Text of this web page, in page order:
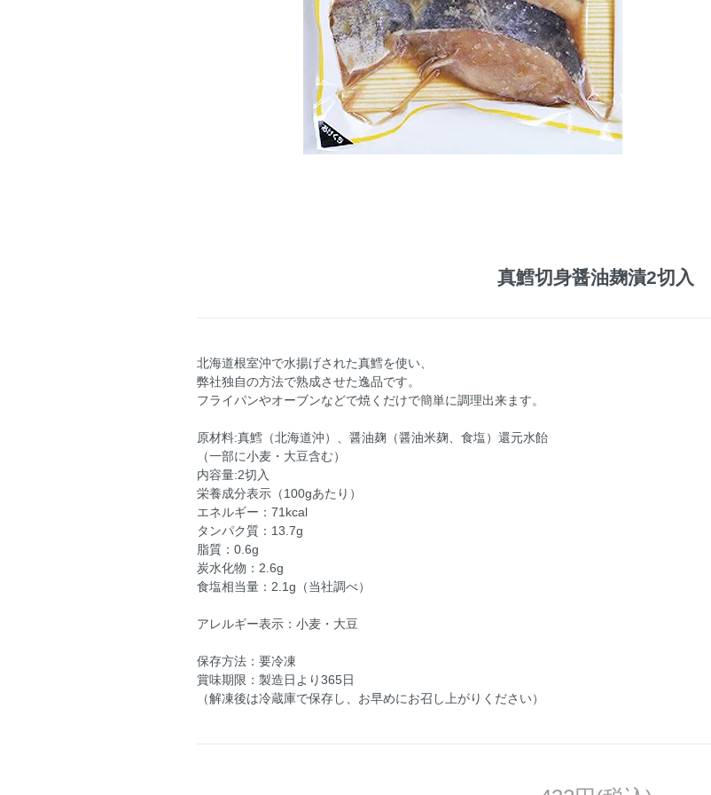
真鱈切身醤油麹漬2切入
北海道根室沖で水揚げされた真鱈を使い、
弊社独自の方法で熟成させた逸品です。
フライパンやオーブンなどで焼くだけで簡単に調理出来ます。
原材料:真鱈（北海道沖）、醤油麹（醤油米麹、食塩）還元水飴
（一部に小麦・大豆含む）
内容量:2切入
栄養成分表示（100gあたり）
エネルギー：71kcal
タンパク質：13.7g
脂質：0.6g
炭水化物：2.6g
食塩相当量：2.1g（当社調べ）
アレルギー表示：小麦・大豆
保存方法：要冷凍
賞味期限：製造日より365日
（解凍後は冷蔵庫で保存し、お早めにお召し上がりください）